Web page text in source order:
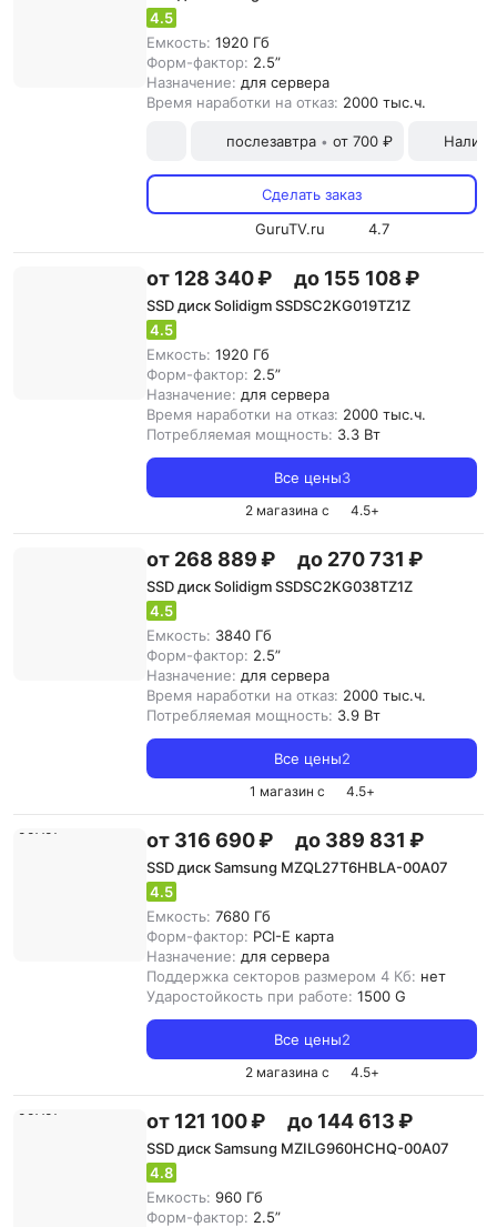
4.5
Емкость: 1920 Гб
Форм-фактор: 2.5”
Назначение: для сервера
Время наработки на отказ: 2000 тыс.ч.
послезавтра • от 700 ₽
Сделать заказ
GuruTV.ru
4.7
от 128 340 ₽ до 155 108 ₽
SSD диск Solidigm SSDSC2KG019TZ1Z
4.5
Емкость: 1920 Гб
Форм-фактор: 2.5”
Назначение: для сервера
Время наработки на отказ: 2000 тыс.ч.
Потребляемая мощность: 3.3 Вт
Все цены3
2 магазина с 4.5+
от 268 889 ₽ до 270 731 ₽
SSD диск Solidigm SSDSC2KG038TZ1Z
4.5
Емкость: 3840 Гб
Форм-фактор: 2.5”
Назначение: для сервера
Время наработки на отказ: 2000 тыс.ч.
Потребляемая мощность: 3.9 Вт
Все цены2
1 магазин с 4.5+
от 316 690 ₽ до 389 831 ₽
SSD диск Samsung MZQL27T6HBLA-00A07
4.5
Емкость: 7680 Гб
Форм-фактор: PCI-E карта
Назначение: для сервера
Поддержка секторов размером 4 Кб: нет
Ударостойкость при работе: 1500 G
Все цены2
2 магазина с 4.5+
от 121 100 ₽ до 144 613 ₽
SSD диск Samsung MZILG960HCHQ-00A07
4.8
Емкость: 960 Гб
Форм-фактор: 2.5”